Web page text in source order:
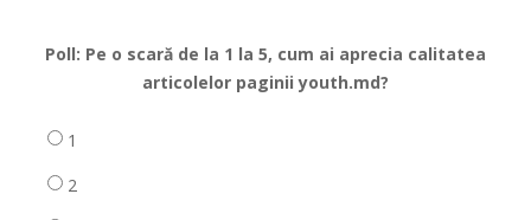
Poll: Pe o scară de la 1 la 5, cum ai aprecia calitatea
articolelor paginii youth.md?
1
2